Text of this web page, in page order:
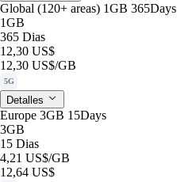
Global (120+ areas) 1GB 365Days
1GB
365 Dias
12,30 US$
12,30 US$/GB
5G
Detalles
Europe 3GB 15Days
3GB
15 Dias
4,21 US$/GB
12,64 US$